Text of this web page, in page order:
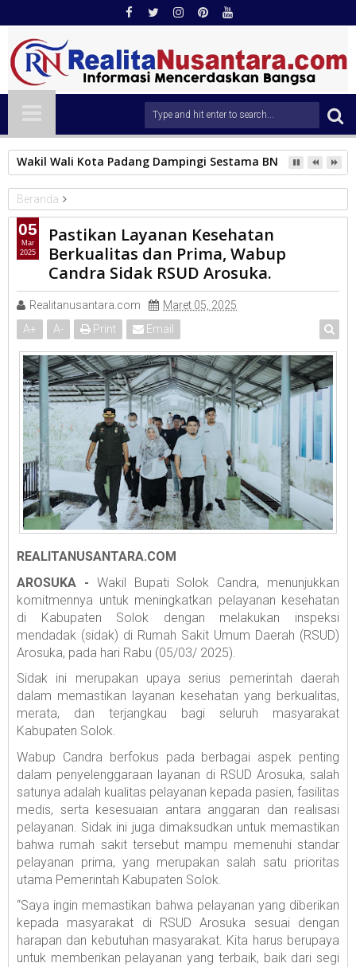
Wakil Wali Kota Padang Dampingi Sestama BNPB Tinjau
Beranda
KAB.SOLOK
Pastikan Layanan Kesehatan Berkualitas dan Prima, Wabup
Candra Sidak RSUD Arosuka.
Pastikan Layanan Kesehatan
Berkualitas dan Prima, Wabup
Candra Sidak RSUD Arosuka.
Realitanusantara.com
Maret 05, 2025
A+ A- Print Email
REALITANUSANTARA.COM
AROSUKA - Wakil Bupati Solok Candra, menunjukkan
komitmennya untuk meningkatkan pelayanan kesehatan
di Kabupaten Solok dengan melakukan inspeksi
mendadak (sidak) di Rumah Sakit Umum Daerah (RSUD)
Arosuka, pada hari Rabu (05/03/ 2025).
Sidak ini merupakan upaya serius pemerintah daerah
dalam memastikan layanan kesehatan yang berkualitas,
merata, dan terjangkau bagi seluruh masyarakat
Kabupaten Solok.
Wabup Candra berfokus pada berbagai aspek penting
dalam penyelenggaraan layanan di RSUD Arosuka, salah
satunya adalah kualitas pelayanan kepada pasien, fasilitas
medis, serta kesesuaian antara anggaran dan realisasi
pelayanan. Sidak ini juga dimaksudkan untuk memastikan
bahwa rumah sakit tersebut mampu memenuhi standar
pelayanan prima, yang merupakan salah satu prioritas
utama Pemerintah Kabupaten Solok.
“Saya ingin memastikan bahwa pelayanan yang diberikan
kepada masyarakat di RSUD Arosuka sesuai dengan
harapan dan kebutuhan masyarakat. Kita harus berupaya
untuk memberikan pelayanan yang terbaik, baik dari segi
05
Mar
2025